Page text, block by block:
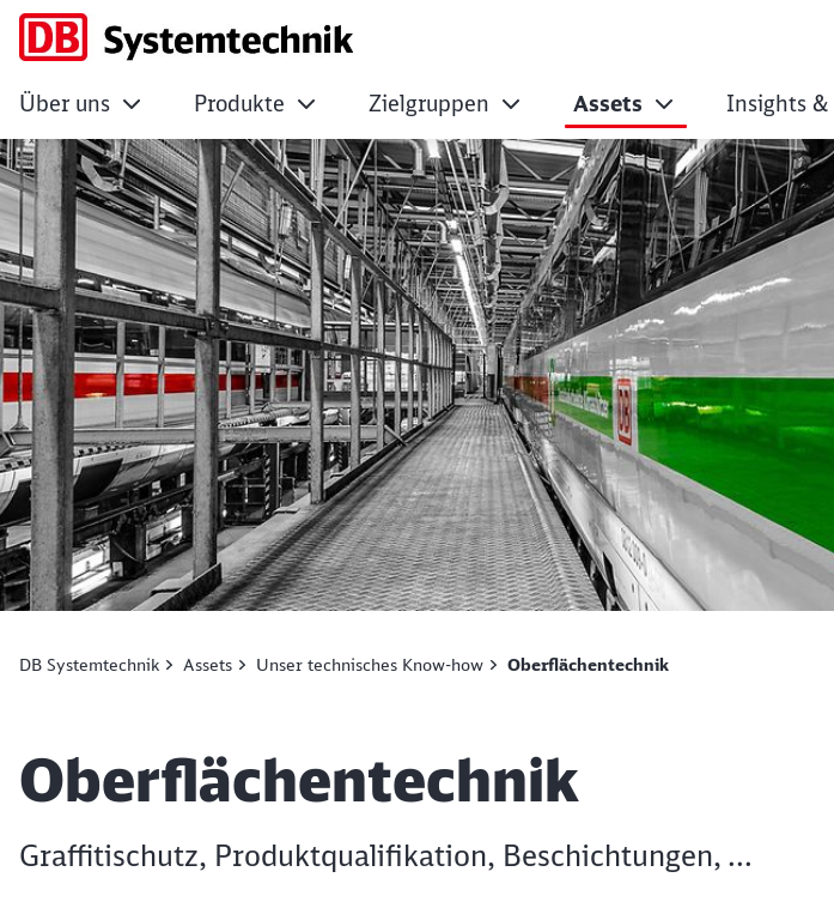
Oberflächentechnik
Über uns Produkte Zielgruppen Assets Insights &
DB Systemtechnik Assets Unser technisches Know-how Oberflächentechnik
Artikel:
Oberflächentechnik
Graffitischutz, Produktqualifikation, Beschichtungen, ...